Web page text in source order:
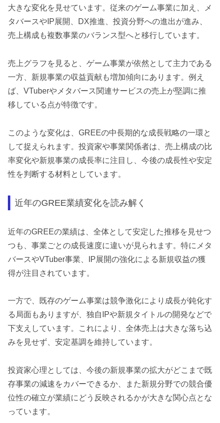
大きな変化を見せています。従来のゲーム事業に加え、メ
タバースやIP展開、DX推進、投資分野への進出が進み、
売上構成も複数事業のバランス型へと移行しています。
売上グラフを見ると、ゲーム事業が依然として主力である
一方、新規事業の収益貢献も増加傾向にあります。例え
ば、VTuberやメタバース関連サービスの売上が堅調に推
移している点が特徴です。
このような変化は、GREEの中長期的な成長戦略の一環と
して捉えられます。投資家や事業関係者は、売上構成の比
率変化や新規事業の成長率に注目し、今後の成長性や安定
性を判断する材料としています。
近年のGREE業績変化を読み解く
近年のGREEの業績は、全体として安定した推移を見せつ
つも、事業ごとの成長速度に違いが見られます。特にメタ
バースやVTuber事業、IP展開の強化による新規収益の獲
得が注目されています。
一方で、既存のゲーム事業は競争激化により成長が鈍化す
る局面もありますが、独自IPや新規タイトルの開発などで
下支えしています。これにより、全体売上は大きな落ち込
みを見せず、安定基調を維持しています。
投資家心理としては、今後の新規事業の拡大がどこまで既
存事業の減速をカバーできるか、また新規分野での競合優
位性の確立が業績にどう反映されるかが大きな関心点とな
っています。